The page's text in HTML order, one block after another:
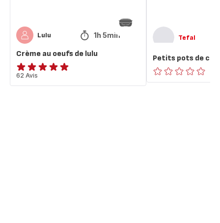
Lulu 1h 5min
Crème au oeufs de lulu
ratings.4.8
62 Avis
Tefal
Petits pots de
ratings.0